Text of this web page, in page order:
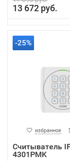
13 672 руб.
-25%
избранное
Считыватель
4301PMK